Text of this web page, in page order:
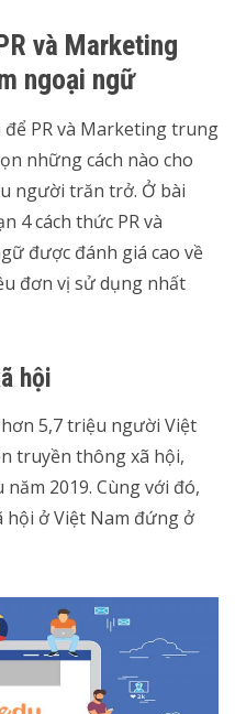
và Marketing
ngoại ngữ
PR và Marketing trung
những cách nào cho
người trăn trở. Ở bài
4 cách thức PR và
được đánh giá cao về
đơn vị sử dụng nhất
hội
5,7 triệu người Việt
truyền thông xã hội,
2019. Cùng với đó,
ở Việt Nam đứng ở